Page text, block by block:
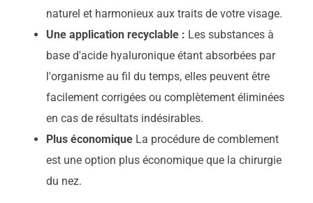
naturel et harmonieux aux traits de votre visage.
Une application recyclable : Les substances à
base d'acide hyaluronique étant absorbées par
l'organisme au fil du temps, elles peuvent être
facilement corrigées ou complètement éliminées
en cas de résultats indésirables.
Plus économique La procédure de comblement
est une option plus économique que la chirurgie
du nez.